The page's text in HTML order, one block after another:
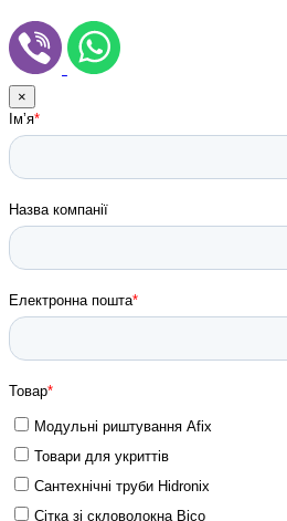
×